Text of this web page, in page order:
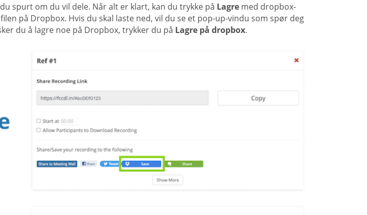
spurt om du vil dele. Når alt er klart, kan du trykke på Lagremed dropbox-
på Dropbox. Hvis du skal laste ned, vil du se et pop-up-vindu som spør deg
du å lagre noe på Dropbox, trykker du på Lagre på dropbox.